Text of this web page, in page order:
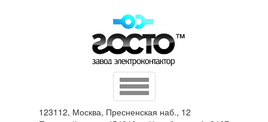
Toggle
navigation
123112, Москва, Пресненская наб., 12